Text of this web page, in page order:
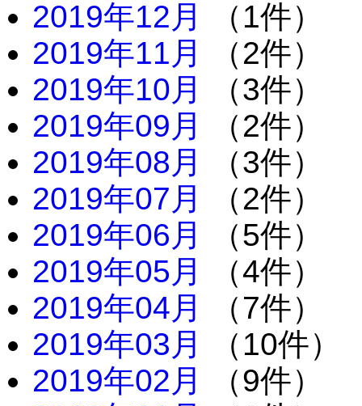
2019年12月
（1件）
2019年11月
（2件）
2019年10月
（3件）
2019年09月
（2件）
2019年08月
（3件）
2019年07月
（2件）
2019年06月
（5件）
2019年05月
（4件）
2019年04月
（7件）
2019年03月
（10件）
2019年02月
（9件）